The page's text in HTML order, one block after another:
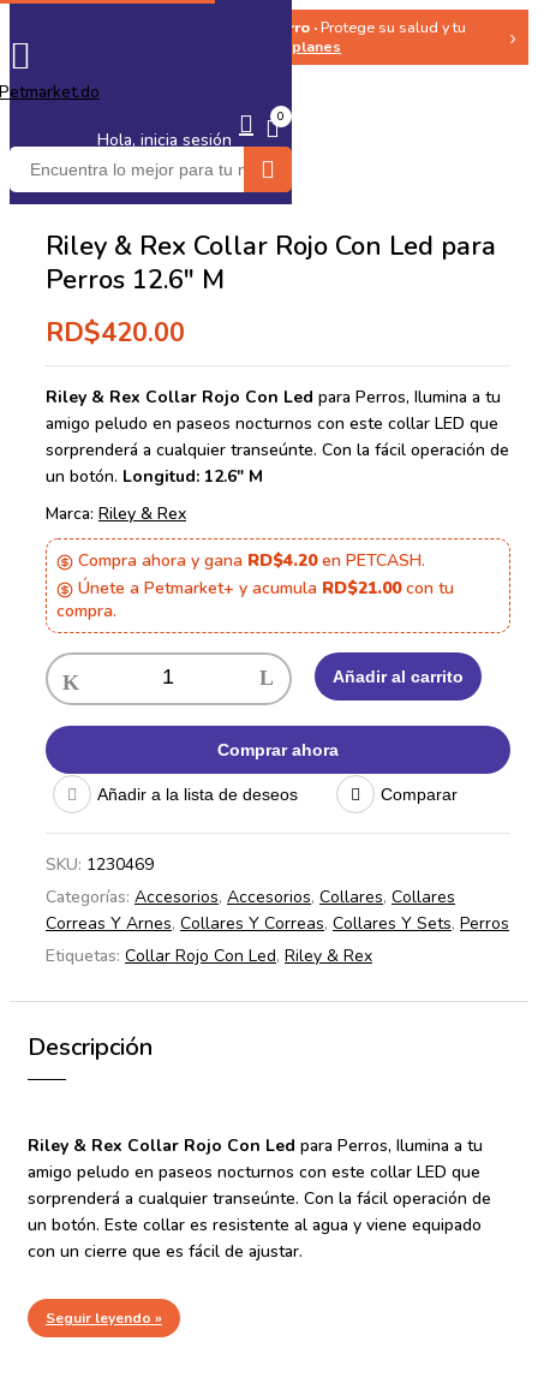
‹ 🐶 Seguro Medico para tu Perro ·Protege su salud y tu
Ver planes ›
Hola, inicia sesión
0
Riley & Rex Collar Rojo Con Led para
Perros 12.6″ M
RD$420.00
Riley & Rex Collar Rojo Con Led para Perros, Ilumina a tu
amigo peludo en paseos nocturnos con este collar LED que
sorprenderá a cualquier transeúnte. Con la fácil operación de
un botón. Longitud: 12.6″ M
Marca: Riley & Rex
Compra ahora y gana RD$4.20en PETCASH.
Únete a Petmarket+ y acumula RD$21.00con tu
compra.
Añadir al carrito
Comprar ahora
Añadir a la lista de deseos Comparar
SKU: 1230469
Categorías: Accesorios, Accesorios, Collares, Collares
Correas Y Arnes, Collares Y Correas, Collares Y Sets, Perros
Etiquetas: Collar Rojo Con Led, Riley & Rex
Descripción
Riley & Rex Collar Rojo Con Led para Perros, Ilumina a tu
amigo peludo en paseos nocturnos con este collar LED que
sorprenderá a cualquier transeúnte. Con la fácil operación de
un botón. Este collar es resistente al agua y viene equipado
con un cierre que es fácil de ajustar.
Seguir leyendo »